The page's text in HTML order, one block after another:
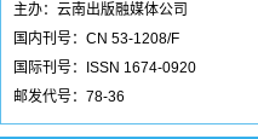
主办：云南出版融媒体公司
国内刊号：CN 53-1208/F
国际刊号：ISSN 1674-0920
邮发代号：78-36